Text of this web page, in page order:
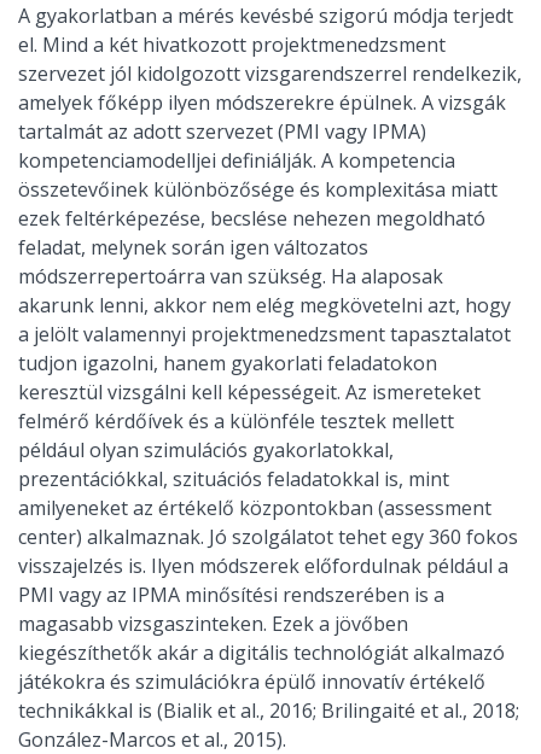
A gyakorlatban a mérés kevésbé szigorú módja terjedt
el. Mind a két hivatkozott projektmenedzsment
szervezet jól kidolgozott vizsgarendszerrel rendelkezik,
amelyek főképp ilyen módszerekre épülnek. A vizsgák
tartalmát az adott szervezet (PMI vagy IPMA)
kompetenciamodelljei definiálják. A kompetencia
összetevőinek különbözősége és komplexitása miatt
ezek feltérképezése, becslése nehezen megoldható
feladat, melynek során igen változatos
módszerrepertoárra van szükség. Ha alaposak
akarunk lenni, akkor nem elég megkövetelni azt, hogy
a jelölt valamennyi projektmenedzsment tapasztalatot
tudjon igazolni, hanem gyakorlati feladatokon
keresztül vizsgálni kell képességeit. Az ismereteket
felmérő kérdőívek és a különféle tesztek mellett
például olyan szimulációs gyakorlatokkal,
prezentációkkal, szituációs feladatokkal is, mint
amilyeneket az értékelő központokban (assessment
center) alkalmaznak. Jó szolgálatot tehet egy 360 fokos
visszajelzés is. Ilyen módszerek előfordulnak például a
PMI vagy az IPMA minősítési rendszerében is a
magasabb vizsgaszinteken. Ezek a jövőben
kiegészíthetők akár a digitális technológiát alkalmazó
játékokra és szimulációkra épülő innovatív értékelő
technikákkal is (Bialik et al., 2016; Brilingaité et al., 2018;
González-Marcos et al., 2015).